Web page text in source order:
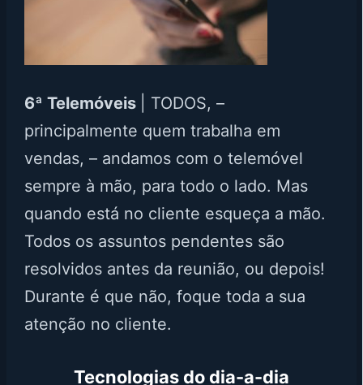
6ª Telemóveis
| TODOS, –
principalmente quem trabalha em
vendas, – andamos com o telemóvel
sempre à mão, para todo o lado. Mas
quando está no cliente esqueça a mão.
Todos os assuntos pendentes são
resolvidos antes da reunião, ou depois!
Durante é que não, foque toda a sua
atenção no cliente.
Tecnologias do dia-a-dia